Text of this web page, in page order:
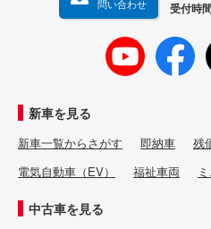
問い合わせ
受付時
新車を見る
新車一覧からさがす 即納車
残
電気自動車（EV）
福祉車両
中古車を見る